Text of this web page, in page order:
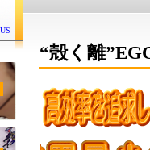
“殻く離